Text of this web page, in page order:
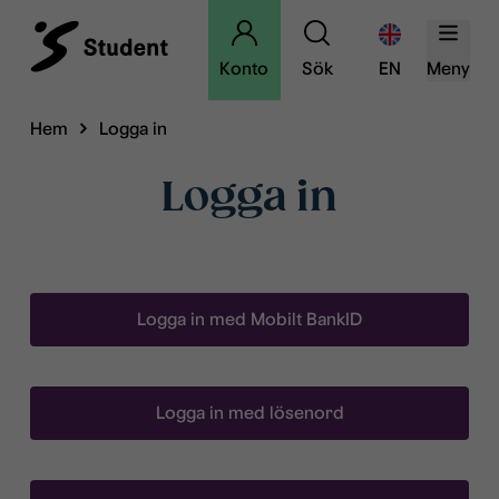
Konto Sök EN Meny
Hem Logga in
Logga in
Logga in med Mobilt BankID
Logga in med lösenord